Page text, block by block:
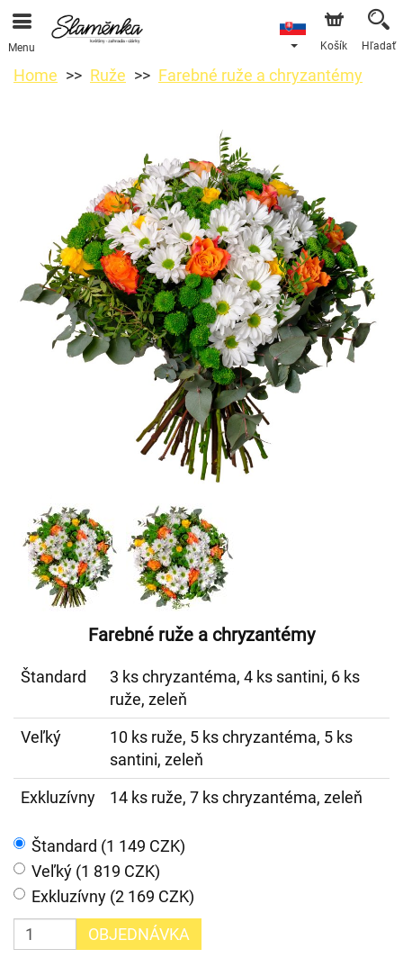
Menu Košík Hľadať
Home Ruže Farebné ruže a chryzantémy
Farebné ruže a chryzantémy
Štandard
3 ks chryzantéma, 4 ks santini, 6 ks
ruže, zeleň
Veľký
10 ks ruže, 5 ks chryzantéma, 5 ks
santini, zeleň
Exkluzívny
14 ks ruže, 7 ks chryzantéma, zeleň
Štandard (1 149 CZK)
Veľký (1 819 CZK)
Exkluzívny (2 169 CZK)
OBJEDNÁVKA